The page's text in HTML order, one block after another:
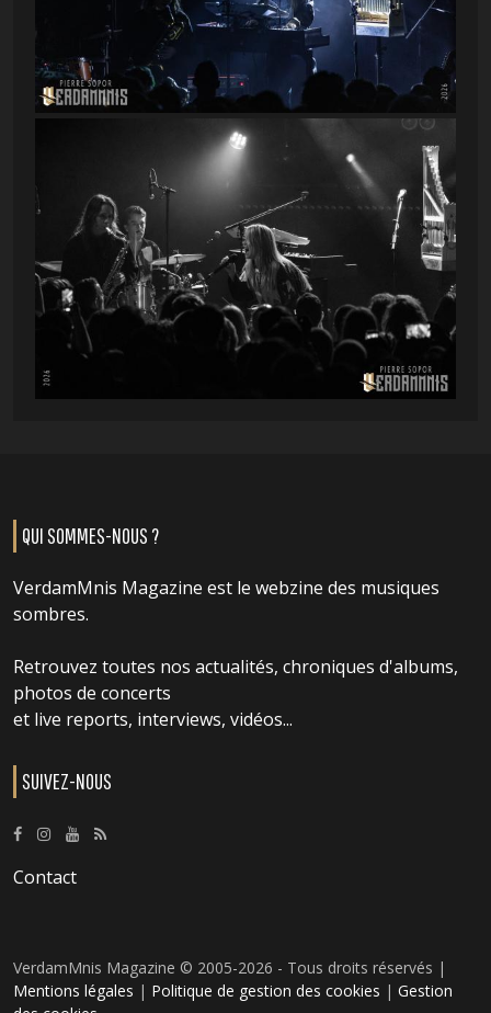
QUI SOMMES-NOUS ?
VerdamMnis Magazine est le webzine des musiques
sombres.
Retrouvez toutes nos actualités, chroniques d'albums,
photos de concerts
et live reports, interviews, vidéos...
SUIVEZ-NOUS
Contact
VerdamMnis Magazine © 2005-2026 - Tous droits réservés |
Mentions légales | Politique de gestion des cookies | Gestion